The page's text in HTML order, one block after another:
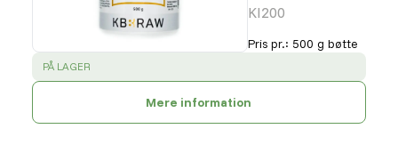
KI200
Pris pr.: 500 g bøtte
SUCCESS
PÅ LAGER
Mere information